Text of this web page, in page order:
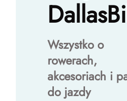
Wszystko o
rowerach,
akcesoriach i
do jazdy